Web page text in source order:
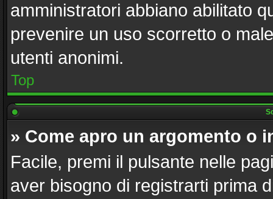
amministratori abbiano abilitato
prevenire un uso scorretto o
utenti anonimi.
Top
» Come apro un argomento o
Facile, premi il pulsante nelle
aver bisogno di registrarti prima